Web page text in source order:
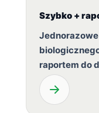
Szybko +
raportem do